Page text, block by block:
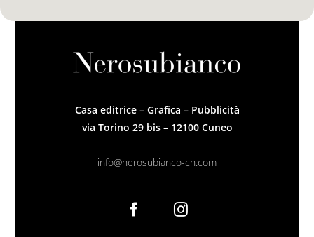
Casa editrice – Grafica – Pubblicità
via Torino 29 bis – 12100 Cuneo
info@nerosubianco-cn.com